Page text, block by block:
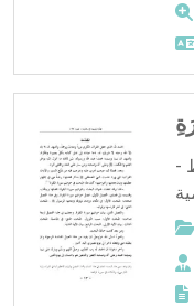
-